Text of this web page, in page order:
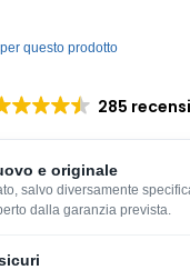
questo prodotto
285
e originale
salvo diversamente
dalla garanzia prevista.